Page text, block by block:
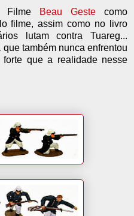
Filme Beau Geste como
filme, assim como no livro
lutam contra Tuareg...
também nunca enfrentou
que a realidade nesse